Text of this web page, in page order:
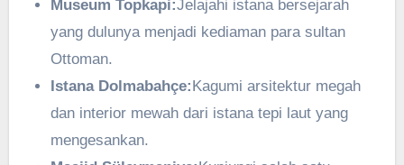
Museum Topkapi:Jelajahi istana bersejarah
yang dulunya menjadi kediaman para sultan
Ottoman.
Istana Dolmabahçe: Kagumi arsitektur megah
dan interior mewah dari istana tepi laut yang
mengesankan.